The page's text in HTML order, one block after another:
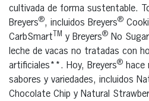
cultivada de forma sustentable.
Breyers®, incluidos Breyers®
CarbSmart TM y Breyers® No
leche de vacas no tratadas con
artificiales**. Hoy, Breyers® hace
sabores y variedades, incluidos
Chocolate Chip y Natural